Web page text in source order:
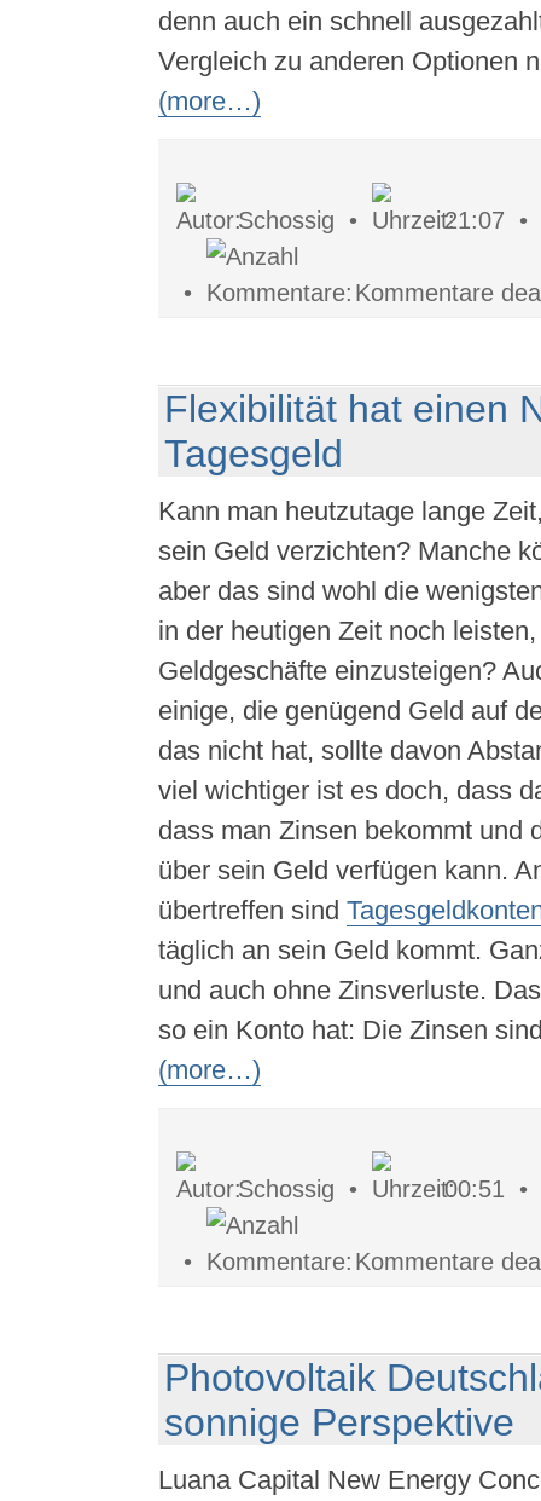
denn auch ein schnell
Vergleich zu anderen Optionen
(more…)
Schossig • 21:07 •
• Kommentare
Flexibilität hat einen
Tagesgeld
Kann man heutzutage lange
sein Geld verzichten? Manche
aber das sind wohl die
in der heutigen Zeit noch
Geldgeschäfte einzusteigen?
einige, die genügend Geld auf
das nicht hat, sollte davon
viel wichtiger ist es doch, dass
dass man Zinsen bekommt und
über sein Geld verfügen kann.
übertreffen sind
täglich an sein Geld kommt.
und auch ohne Zinsverluste.
so ein Konto hat: Die Zinsen
(more…)
Schossig • 00:51 •
• Kommentare
Photovoltaik
sonnige Perspektive
Luana Capital New Energy